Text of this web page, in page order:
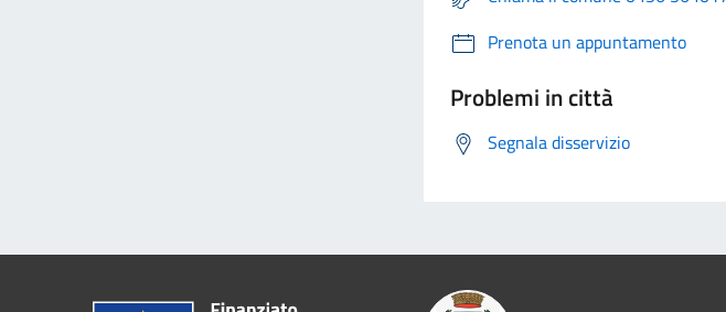
Prenota un appuntamento
Problemi in città
Segnala disservizio